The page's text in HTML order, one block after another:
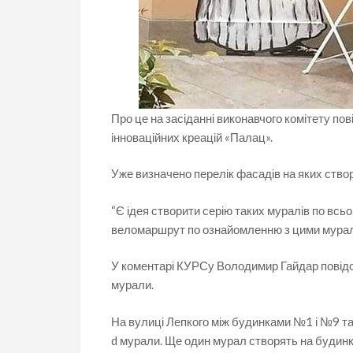
Про це на засіданні виконавчого комітету
інноваційних креацій «Палац».
Уже визначено перелік фасадів на яких
“Є ідея створити серію таких муралів по
веломаршрут по ознайомленню з цими
У коментарі КУРСу Володимир Гайдар
мурали.
На вулиці Лепкого між будинками №1 і №9
d мурали. Ще один мурал створять на